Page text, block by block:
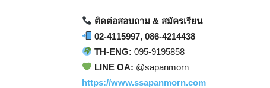
ติดต่อสอบถาม & สมัครเรียน
02-4115997, 086-4214438
TH-ENG: 095-9195858
LINE OA: @sapanmorn
https://www.ssapanmorn.com